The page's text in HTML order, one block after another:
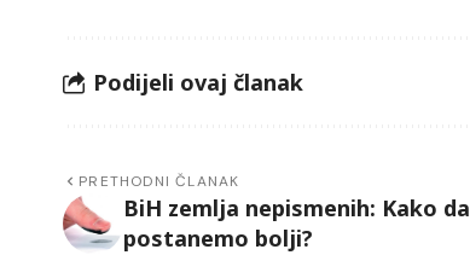
Podijeli ovaj članak
PRETHODNI ČLANAK
BiH zemlja nepismenih: Kako da
postanemo bolji?